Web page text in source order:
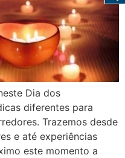
Dia dos
diferentes para
Trazemos desde
e até experiências
este momento a